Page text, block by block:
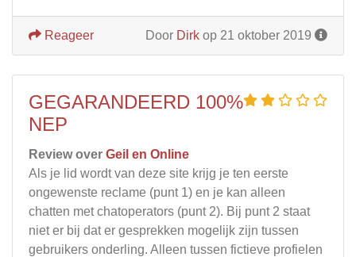
Door Dirk op 21 oktober 2019
Reageer
GEGARANDEERD 100%
NEP
Review over Geil en Online
Als je lid wordt van deze site krijg je ten eerste
ongewenste reclame (punt 1) en je kan alleen
chatten met chatoperators (punt 2). Bij punt 2 staat
niet er bij dat er gesprekken mogelijk zijn tussen
gebruikers onderling. Alleen tussen fictieve profielen